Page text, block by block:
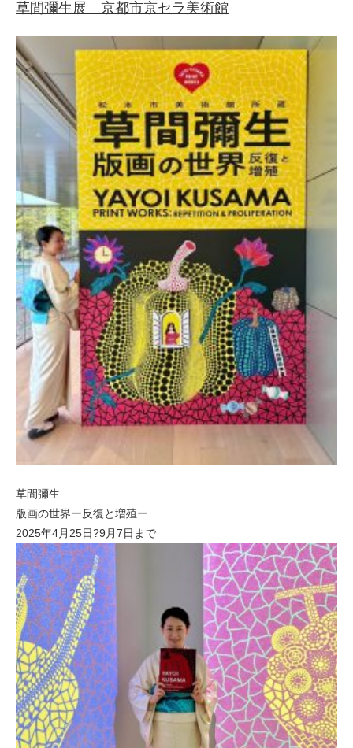
草間彌生展 京都市京セラ美術館
草間彌生
版画の世界ー反復と増殖ー
2025年4月25日?9月7日まで